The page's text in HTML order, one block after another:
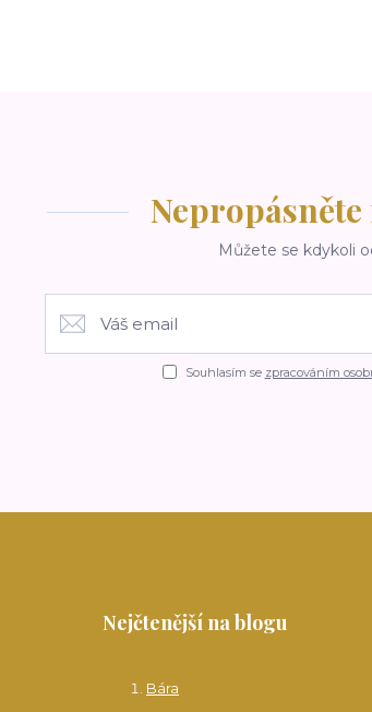
Můžete se kdykoli
Souhlasím se zpracováním
Nejčtenější na blogu
Bára